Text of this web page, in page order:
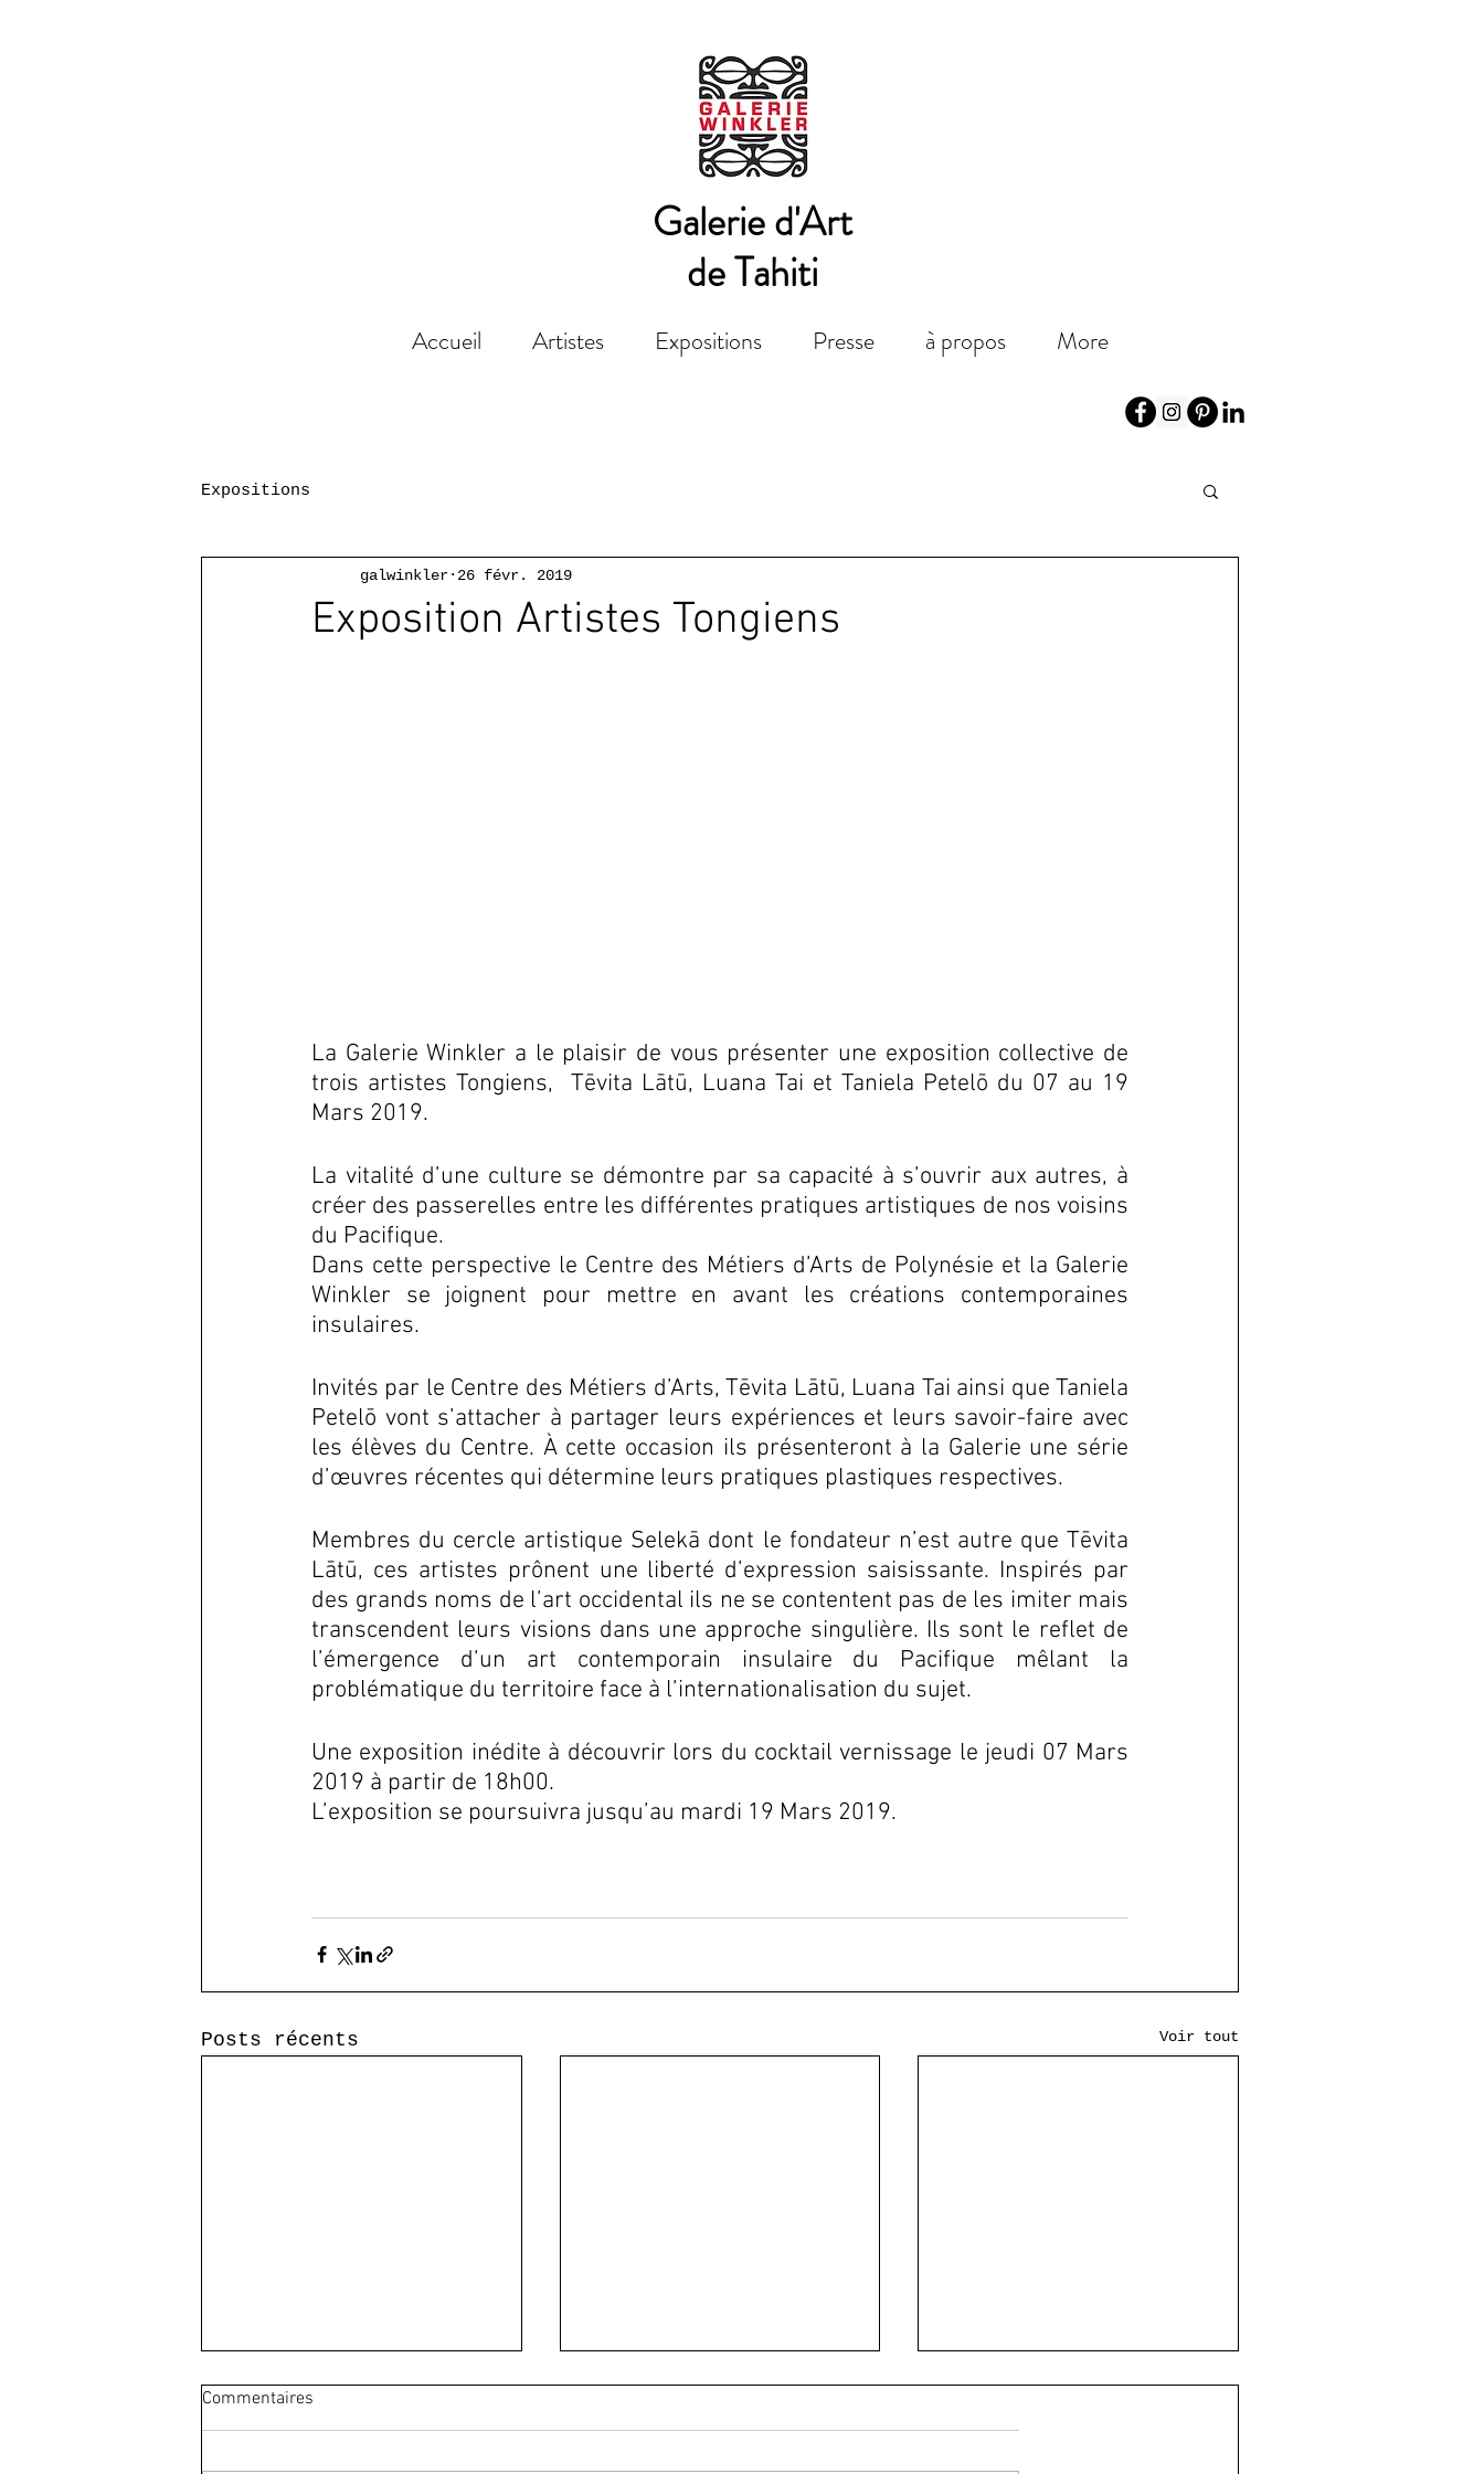
Galerie d'Art
de Tahiti
Accueil Artistes Expositions Presse à propos More
Expositions
Exposition Artistes Tongiens
galwinkler 26 févr. 2019
La Galerie Winkler a le plaisir de vous présenter une exposition collective de
trois artistes Tongiens,  Tēvita Lātū, Luana Tai et Taniela Petelō du 07 au 19
Mars 2019.
La vitalité d’une culture se démontre par sa capacité à s’ouvrir aux autres, à
créer des passerelles entre les différentes pratiques artistiques de nos voisins
du Pacifique.
Dans cette perspective le Centre des Métiers d’Arts de Polynésie et la Galerie
Winkler se joignent pour mettre en avant les créations contemporaines
insulaires.
Invités par le Centre des Métiers d’Arts, Tēvita Lātū, Luana Tai ainsi que Taniela
Petelō vont s’attacher à partager leurs expériences et leurs savoir-faire avec
les élèves du Centre. À cette occasion ils présenteront à la Galerie une série
d’œuvres récentes qui détermine leurs pratiques plastiques respectives.
Membres du cercle artistique Selekā dont le fondateur n’est autre que Tēvita
Lātū, ces artistes prônent une liberté d’expression saisissante. Inspirés par
des grands noms de l’art occidental ils ne se contentent pas de les imiter mais
transcendent leurs visions dans une approche singulière. Ils sont le reflet de
l’émergence d’un art contemporain insulaire du Pacifique mêlant la
problématique du territoire face à l’internationalisation du sujet.
Une exposition inédite à découvrir lors du cocktail vernissage le jeudi 07 Mars
2019 à partir de 18h00.
L’exposition se poursuivra jusqu’au mardi 19 Mars 2019.
Posts récents Voir tout
Commentaires